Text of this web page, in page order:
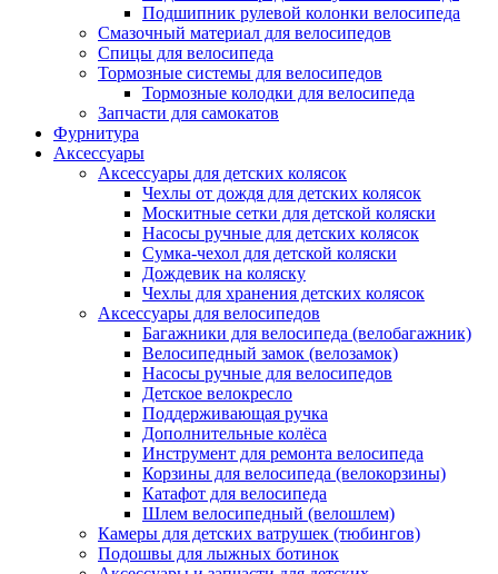
Подшипник рулевой колонки велосипеда
Смазочный материал для велосипедов
Спицы для велосипеда
Тормозные системы для велосипедов
Тормозные колодки для велосипеда
Запчасти для самокатов
Фурнитура
Аксессуары
Аксессуары для детских колясок
Чехлы от дождя для детских колясок
Москитные сетки для детской коляски
Насосы ручные для детских колясок
Сумка-чехол для детской коляски
Дождевик на коляску
Чехлы для хранения детских колясок
Аксессуары для велосипедов
Багажники для велосипеда (велобагажник)
Велосипедный замок (велозамок)
Насосы ручные для велосипедов
Детское велокресло
Поддерживающая ручка
Дополнительные колёса
Инструмент для ремонта велосипеда
Корзины для велосипеда (велокорзины)
Катафот для велосипеда
Шлем велосипедный (велошлем)
Камеры для детских ватрушек (тюбингов)
Подошвы для лыжных ботинок